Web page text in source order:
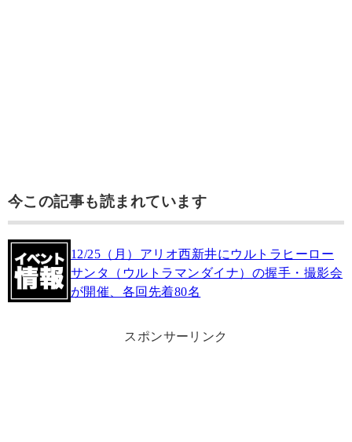
今この記事も読まれています
12/25（月）アリオ西新井にウルトラヒーロー
サンタ（ウルトラマンダイナ）の握手・撮影会
が開催、各回先着80名
スポンサーリンク